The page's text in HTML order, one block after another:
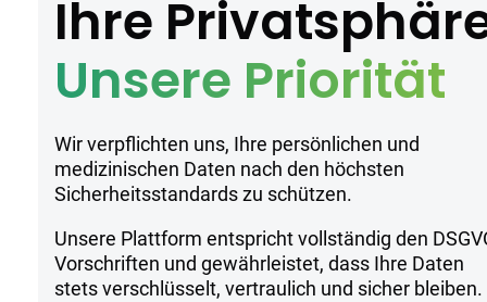
Cantourage produziert Pavé S1 unter
Anwendung zu gewährleisten.
Nur für erfahrene Nutzer geeignet
Anwendung unter ärztlicher
Ihre
Unsere Priorität
Wir verpflichten uns, Ihre persönlichen und
medizinischen Daten nach den höchsten
Sicherheitsstandards zu schützen.
Unsere Plattform entspricht vollständig den
Vorschriften und gewährleistet, dass Ihre Daten
stets verschlüsselt, vertraulich und sicher bleiben.